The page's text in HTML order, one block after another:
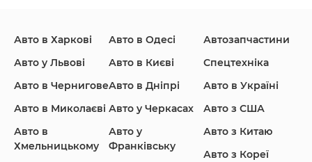
Honda Hyundai
Infiniti Jaguar Jeep
Авто в Харкові
Авто у Львові
Авто в Чернигове
Авто в Миколаєві
Авто в
Хмельницькому
Авто в Одесі
Авто в Києві
Авто в Дніпрі
Авто у Черкасах
Авто у
Франківську
Автозапчастини
Спецтехніка
Авто в Україні
Авто з США
Авто з Китаю
Авто з Кореї